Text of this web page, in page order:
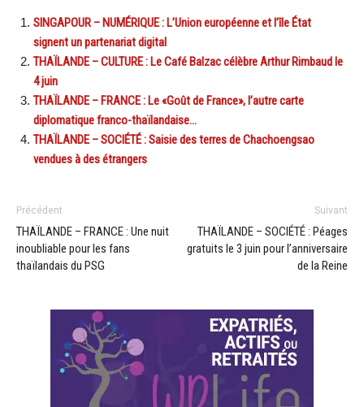
SINGAPOUR – NUMÉRIQUE : L’Union européenne et l’île État
signent un partenariat digital
THAÏLANDE – CULTURE : Le Café Balzac célèbre Arthur Rimbaud le
4 juin
THAÏLANDE – FRANCE : Le «Goût de France», l’autre carte
diplomatique franco-thaïlandaise…
THAÏLANDE – SOCIÉTÉ : Saisie des terres de Chachoengsao
vendues à des étrangers
Précédent
THAÏLANDE – FRANCE : Une nuit
inoubliable pour les fans
thaïlandais du PSG
Suivant
THAÏLANDE – SOCIÉTÉ : Péages
gratuits le 3 juin pour l’anniversaire
de la Reine